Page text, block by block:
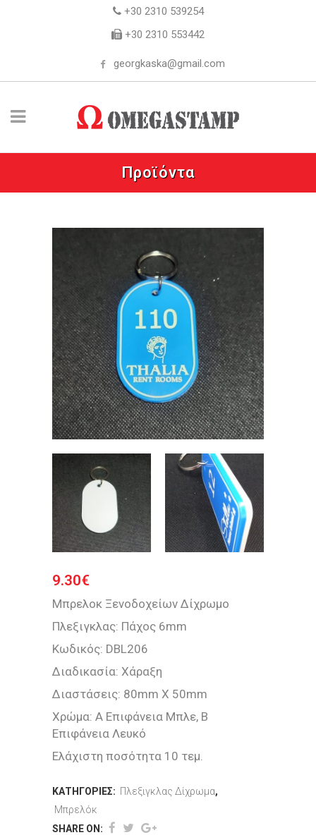
+30 2310 539254
+30 2310 553442
georgkaska@gmail.com
Προϊόντα
9.30€
Μπρελοκ Ξενοδοχείων Δίχρωμο
Πλεξιγκλας: Πάχος 6mm
Κωδικός: DBL206
Διαδικασία: Χάραξη
Διαστάσεις: 80mm X 50mm
Χρώμα: Α Επιφάνεια Μπλε, Β
Επιφάνεια Λευκό
Ελάχιστη ποσότητα 10 τεμ.
ΚΑΤΗΓΟΡΊΕΣ: Πλεξιγκλας Δίχρωμα,
Μπρελόκ
SHARE ON: